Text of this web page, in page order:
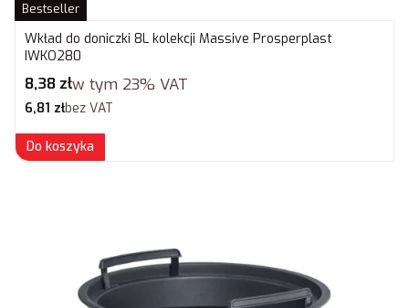
Bestseller
Wkład do doniczki 8L kolekcji Massive Prosperplast
IWKO280
Cena brutto
8,38 złw tym 23% VAT
Cena netto
6,81 złbez VAT
Do koszyka